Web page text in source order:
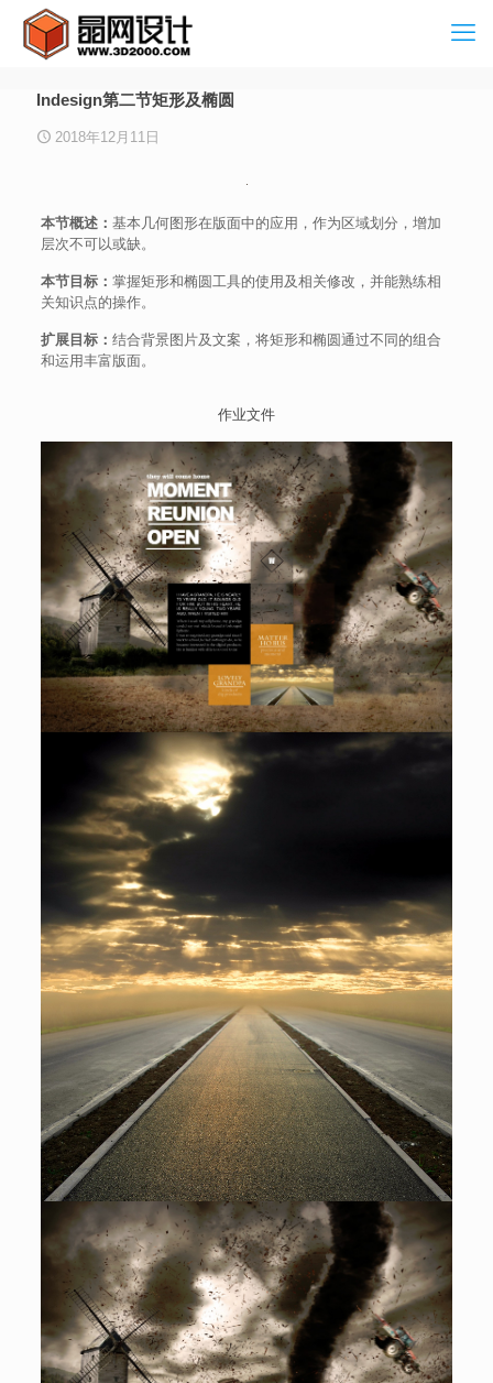
Indesign第二节矩形及椭圆
2018年12月11日
本节概述： 基本几何图形在版面中的应用，作为区域划分，增加
层次不可以或缺。
本节目标： 掌握矩形和椭圆工具的使用及相关修改，并能熟练相
关知识点的操作。
扩展目标： 结合背景图片及文案，将矩形和椭圆通过不同的组合
和运用丰富版面。
作业文件